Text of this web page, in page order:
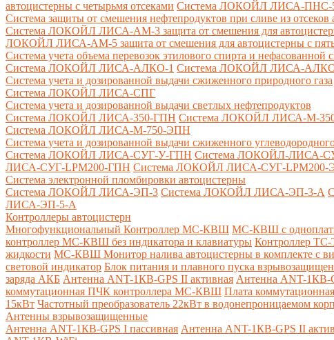
автоцистерны с четырьмя отсеками Система ЛОКОЙЛ ЛИСА-ПНС-5
Система защиты от смешения нефтепродуктов при сливе из отсеков
Система ЛОКОЙЛ ЛИСА-AM-3 защита от смешения для
ЛОКОЙЛ ЛИСА-AM-5 защита от смешения для автоцистерны с
Система учета объема перевозок этилового спирта и
Система ЛОКОЙЛ ЛИСА-AЛКО-1 Система ЛОКОЙЛ ЛИСА-
Система учета и дозированной выдачи сжиженного природного газа
Система ЛОКОЙЛ ЛИСА-СПГ
Система учета и дозированной выдачи светлых нефтепродуктов
Система ЛОКОЙЛ ЛИСА-350-ГПН Система ЛОКОЙЛ ЛИСА-М-
Система ЛОКОЙЛ ЛИСА-М-750-ЭПН
Система учета и дозированной выдачи сжиженного углеводородного
Система ЛОКОЙЛ ЛИСА-СУГ-У-ГПН Система ЛОКОЙЛ-ЛИСА-
ЛИСА-СУГ-LPM200-ГПН Система ЛОКОЙЛ ЛИСА-СУГ-LPM200-
Система электронной пломбировки автоцистерны
Система ЛОКОЙЛ ЛИСА-ЭП-3 Система ЛОКОЙЛ ЛИСА-ЭП-3-А
ЛИСА-ЭП-5-А
Контроллеры автоцистерн
Многофункциональный Контроллер МС-КВШ МС-КВШ с
контроллер МС-КВШ без индикатора и клавиатуры Контроллер
жидкости МС-КВШ Монитор налива автоцистерны в комплекте с
световой индикатор Блок питания и плавного пуска
заряда АКБ Антенна ANT-1КВ-GPS II активная Антенна ANT-1КВ-
коммутационная ПЧК контроллера МС-КВШ Плата
15кВт Частотный преобразователь 22кВт в водонепроницаемом
Антенны взрывозащищенные
Антенна ANT-1КВ-GPS I пассивная Антенна ANT-1КВ-GPS II